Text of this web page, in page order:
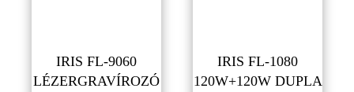
IRIS FL-9060
LÉZERGRAVÍROZÓ
IRIS FL-1080
120W+120W DUPLA